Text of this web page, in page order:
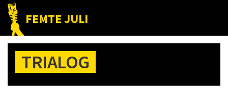
Hoppa
huvudnavigering
Hoppa
huvudinnehåll
Hoppa
det
primära
sidofältet
FEMTE JULI
Nätet
till
folket!TRIALOG